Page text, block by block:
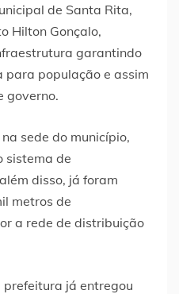
de Santa Rita,
Hilton Gonçalo,
garantindo
para população e assim
governo.
sede do município,
sistema de
disso, já foram
metros de
a rede de distribuição
prefeitura já entregou